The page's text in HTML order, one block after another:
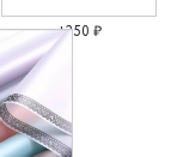
+350 ₽